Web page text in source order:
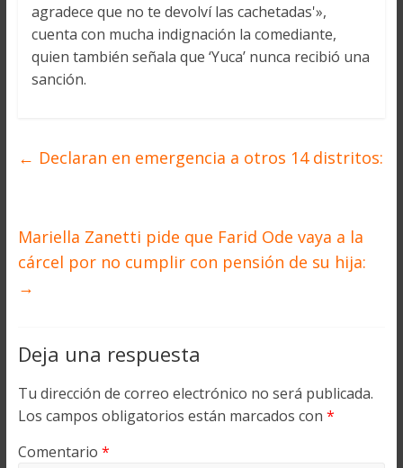
agradece que no te devolví las cachetadas'»,
cuenta con mucha indignación la comediante,
quien también señala que ‘Yuca’ nunca recibió una
sanción.
← Declaran en emergencia a otros 14 distritos:
Mariella Zanetti pide que Farid Ode vaya a la
cárcel por no cumplir con pensión de su hija:
→
Deja una respuesta
Tu dirección de correo electrónico no será publicada.
Los campos obligatorios están marcados con *
Comentario *